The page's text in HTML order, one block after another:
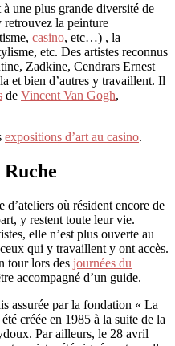
une plus grande diversité de
retrouvez la peinture
casino, etc…) , la
etc. Des artistes reconnus
Zadkine, Cendrars Ernest
et bien d’autres y travaillent. Il
de Vincent Van Gogh,
expositions d’art au casino.
d’ateliers où résident encore de
y restent toute leur vie.
elle n’est plus ouverte au
qui y travaillent y ont accès.
tour lors des journées du
accompagné d’un guide.
assurée par la fondation « La
créée en 1985 à la suite de la
Par ailleurs, le 28 avril